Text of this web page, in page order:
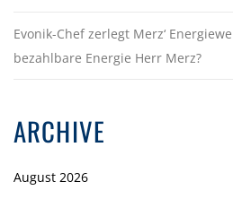
Evonik-Chef zerlegt Merz‘
bezahlbare Energie Herr Merz?
ARCHIVE
August 2026